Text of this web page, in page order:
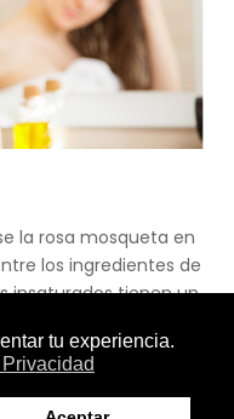
la rosa mosqueta en
los ingredientes de
insaturados tienen un
las membranas
retener el agua y
Veamos sus